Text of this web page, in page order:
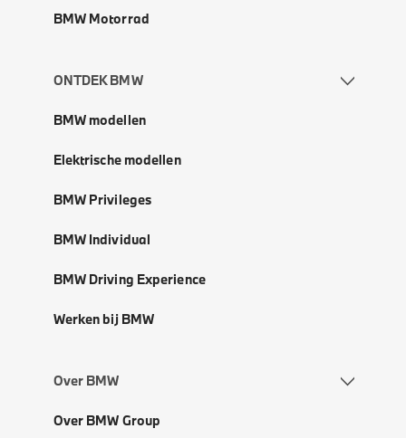
BMW Motorrad
ONTDEK BMW
BMW modellen
Elektrische modellen
BMW Privileges
BMW Individual
BMW Driving Experience
Werken bij BMW
Over BMW
Over BMW Group